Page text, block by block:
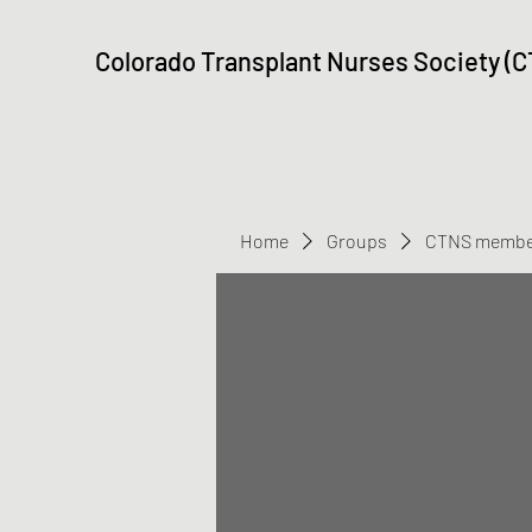
Colorado Transplant Nurses Society
Home Groups CTNS